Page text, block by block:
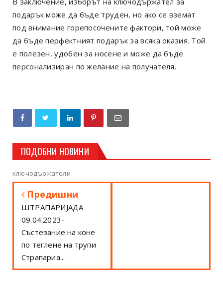
подарък може да бъде труден, но ако се вземат
под внимание горепосочените фактори, той може
да бъде перфектният подарък за всяка оказия. Той
е полезен, удобен за носене и може да бъде
персонализиран по желание на получателя.
ПОДОБНИ НОВИНИ
ключодържатели
Предишни
ШТРАПАРИJАДА
09.04.2023-
Състезание на коне
по теглене на трупи
Страпариа...